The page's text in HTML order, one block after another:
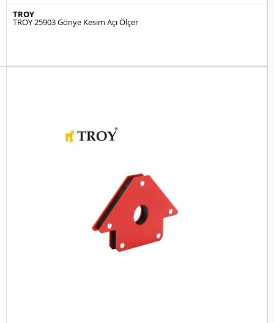
TROY
TROY 25903 Gönye Kesim Açı Ölçer